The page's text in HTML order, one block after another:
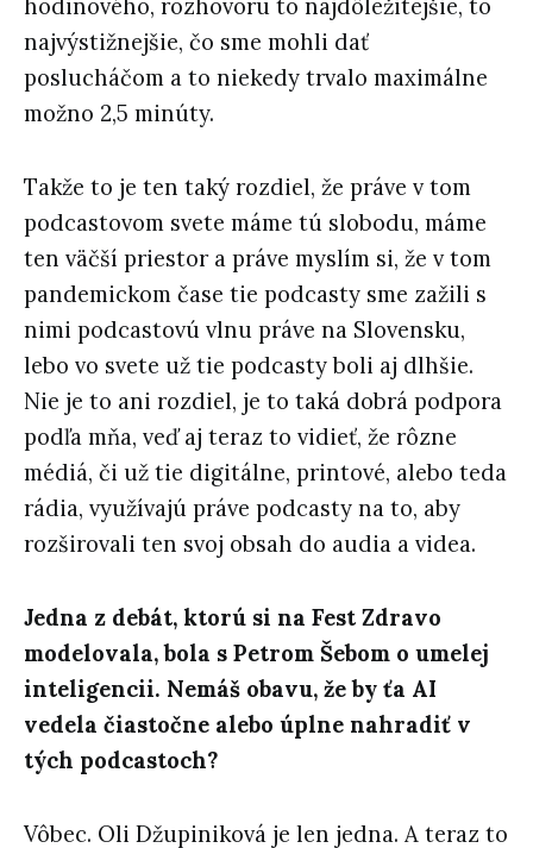
hodinového, rozhovoru to najdôležitejšie, to
najvýstižnejšie, čo sme mohli dať
poslucháčom a to niekedy trvalo maximálne
možno 2,5 minúty.
Takže to je ten taký rozdiel, že práve v tom
podcastovom svete máme tú slobodu, máme
ten väčší priestor a práve myslím si, že v tom
pandemickom čase tie podcasty sme zažili s
nimi podcastovú vlnu práve na Slovensku,
lebo vo svete už tie podcasty boli aj dlhšie.
Nie je to ani rozdiel, je to taká dobrá podpora
podľa mňa, veď aj teraz to vidieť, že rôzne
médiá, či už tie digitálne, printové, alebo teda
rádia, využívajú práve podcasty na to, aby
rozširovali ten svoj obsah do audia a videa.
Jedna z debát, ktorú si na Fest Zdravo
modelovala, bola s Petrom Šebom o umelej
inteligencii. Nemáš obavu, že by ťa AI
vedela čiastočne alebo úplne nahradiť v
tých podcastoch?
Vôbec. Oli Džupiniková je len jedna. A teraz to